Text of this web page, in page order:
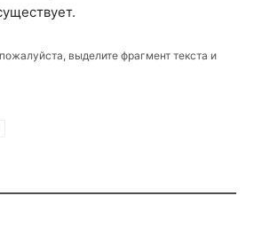
выделите фрагмент текста и